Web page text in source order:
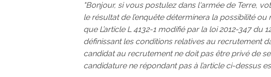
"Bonjour, si vous postulez dans l'armée de Terre,
le résultat de l’enquête déterminera la possibilité
que L’article L 4132-1 modifié par la loi 2012-347 du
définissant les conditions relatives au recrutement
candidat au recrutement ne doit pas être privé de
candidature ne répondant pas à l’article ci-dessus